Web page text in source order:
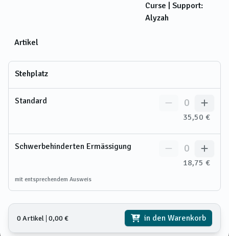
Curse | Support:
Alyzah
Artikel
Stehplatz
Standard
35,50 €
0
Schwerbehinderten Ermässigung
18,75 €
0
mit entsprechendem Ausweis
0 Artikel 0,00 € in den Warenkorb